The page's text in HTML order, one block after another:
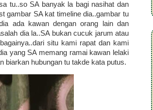
tu..so SA banyak la bagi nasihat dan
gambar SA kat timeline dia..gambar tu
ada kawan dengan orang lain dan
dia la..SA bukan cucuk jarum atau
situ kami rapat dan kami
yang SA memang ramai kawan lelaki
biarkan hubungan tu takde kata putus.